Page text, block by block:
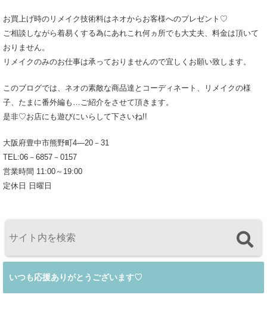
お買上げ時のリメイク技術料はネオからお客様へのプレゼント♡
ご相談しながら着易くする為にあれこれ何ヵ所でも大丈夫、料金は頂いて
おりません。
リメイクのみのお仕事は承っておりませんので宜しくお願い致します。
このブログでは、ネオの素敵な商品達とコーディネート、リメイクの様
子、たまに番外編も…ご紹介をさせて頂きます。
是非♡お店にも遊びにいらして下さいね!!
大阪府豊中市熊野町4―20－31
TEL:06－6857－0157
営業時間 11:00～19:00
定休日 日曜日
いつも応援ありがとうございます♡